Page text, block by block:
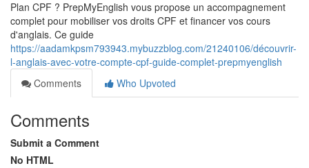
Plan CPF ? PrepMyEnglish vous propose un accompagnement
complet pour mobiliser vos droits CPF et financer vos cours
d'anglais. Ce guide
https://aadamkpsm793943.mybuzzblog.com/21240106/découvrir-
l-anglais-avec-votre-compte-cpf-guide-complet-prepmyenglish
Comments
Who Upvoted
Comments
Submit a Comment
No HTML